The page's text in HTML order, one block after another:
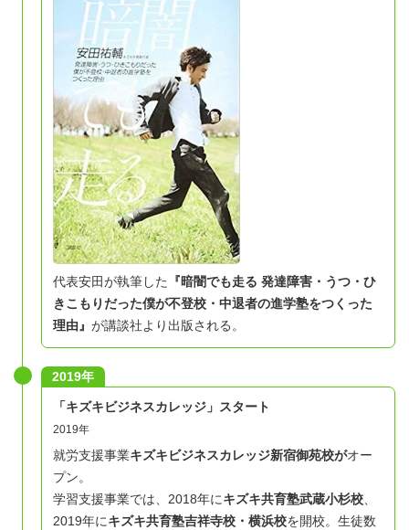
代表安田が執筆した
『暗闇でも走る 発達障害・うつ・ひ
きこもりだった僕が不登校・中退者の進学塾をつくった
理由』 が講談社より出版される。
2019年
「キズキビジネスカレッジ」スタート
2019年
就労支援事業キズキビジネスカレッジ新宿御苑校がオー
プン。
学習支援事業では、2018年にキズキ共育塾武蔵小杉校
2019年にキズキ共育塾吉祥寺校・横浜校を開校。生徒数